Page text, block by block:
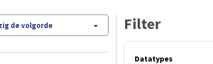
de volgorde Filter
Datatypes